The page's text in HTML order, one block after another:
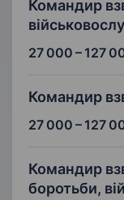
Командир
27 000 – 127
Командир
27 000 – 127
Командир
боротьби,